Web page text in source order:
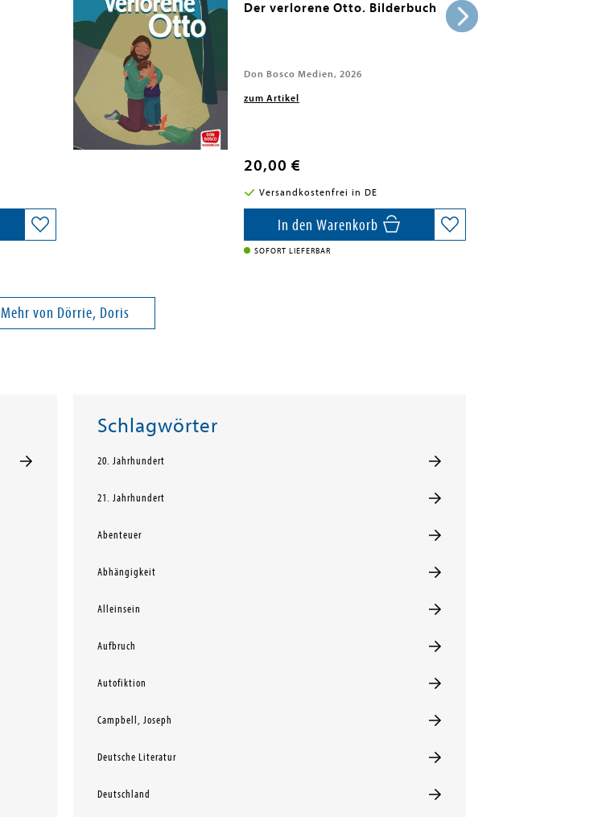
Der verlorene Otto. Bilderbuch
Don Bosco Medien, 2026
zum Artikel
20,00 €
Versandkostenfrei in DE
In den Warenkorb
SOFORT LIEFERBAR
Mehr von Dörrie, Doris
Schlagwörter
20. Jahrhundert
21. Jahrhundert
Abenteuer
Abhängigkeit
Alleinsein
Aufbruch
Autofiktion
Campbell, Joseph
Deutsche Literatur
Deutschland